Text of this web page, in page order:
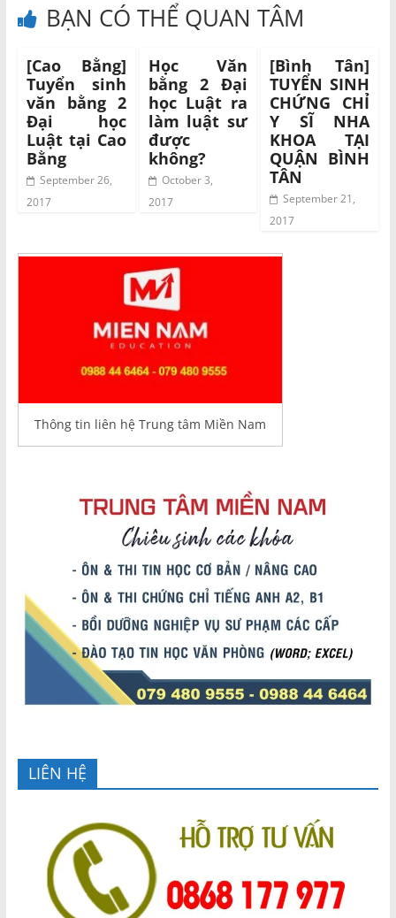
BẠN CÓ THỂ QUAN TÂM
[Cao Bằng]
Tuyển sinh
văn bằng 2
Đại học
Luật tại Cao
Bằng
September 26,
2017
Học Văn
bằng 2 Đại
học Luật ra
làm luật sư
được
không?
October 3,
2017
[Bình Tân]
TUYỂN SINH
CHỨNG CHỈ
Y SĨ NHA
KHOA TẠI
QUẬN BÌNH
TÂN
September 21,
2017
Thông tin liên hệ Trung tâm Miền Nam
LIÊN HỆ